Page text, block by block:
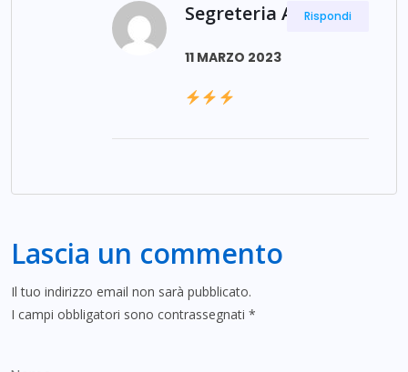
Segreteria ANPdI
11 MARZO 2023
Rispondi
Lascia un commento
Il tuo indirizzo email non sarà pubblicato.
I campi obbligatori sono contrassegnati *